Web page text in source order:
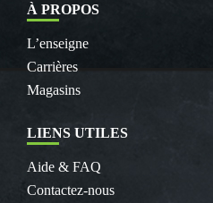
À PROPOS
L’enseigne
Carrières
Magasins
LIENS UTILES
Aide & FAQ
Contactez-nous